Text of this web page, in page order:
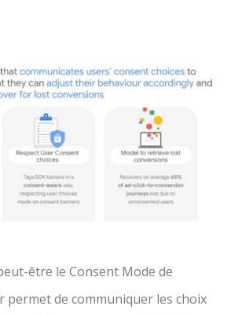
être le Consent Mode de
permet de communiquer les choix